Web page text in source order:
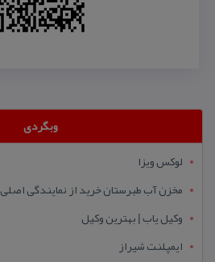
وبگردی
لوکس ویزا
مخزن آب طبرستان خرید از نمایندگی اصلی
وکیل یاب | بهترین وکیل
ایمپلنت شیراز